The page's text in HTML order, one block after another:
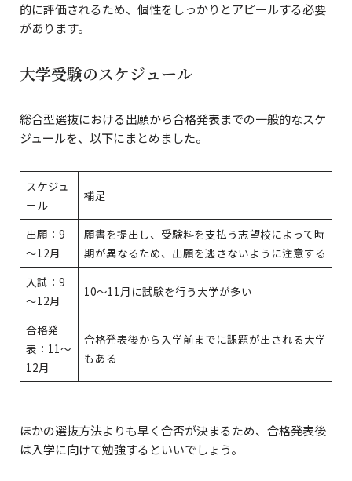
的に評価されるため、個性をしっかりとアピールする必要
があります。
大学受験のスケジュール
総合型選抜における出願から合格発表までの一般的なスケ
ジュールを、以下にまとめました。
スケジュ
ール
補足
出願：9
～12月
願書を提出し、受験料を支払う志望校によって時
期が異なるため、出願を逃さないように注意する
入試：9
～12月
10〜11月に試験を行う大学が多い
合格発
表：11～
12月
合格発表後から入学前までに課題が出される大学
もある
ほかの選抜方法よりも早く合否が決まるため、合格発表後
は入学に向けて勉強するといいでしょう。